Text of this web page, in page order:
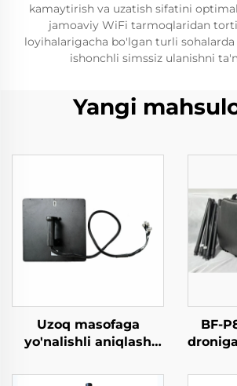
kamaytirish va uzatish sifatini
jamoaviy WiFi tarmoqlaridan
loyihalarigacha bo'lgan turli
ishonchli simssiz ulanishni
Yangi
Uzoq masofaga
yo'nalishli aniqlash
kuchlanishli antenma
BF-